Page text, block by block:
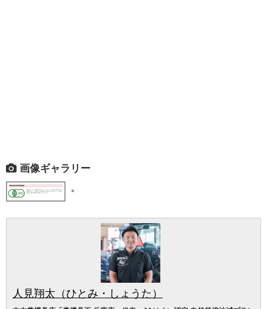
画像ギャラリー
人見翔太（ひとみ・しょうた）